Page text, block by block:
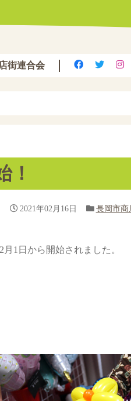
街連合会
！
2021年02月16日 長岡市商
1日から開始されました。